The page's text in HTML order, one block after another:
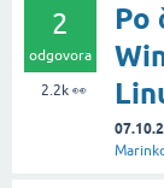
2
odgovora
2.2k👀
Po